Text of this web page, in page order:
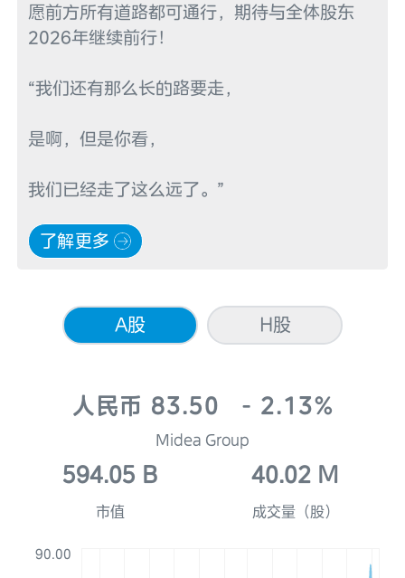
愿前方所有道路都可通行，期待与全体股东
2026年继续前行！
“我们还有那么长的路要走，
是啊，但是你看，
我们已经走了这么远了。”
了解更多